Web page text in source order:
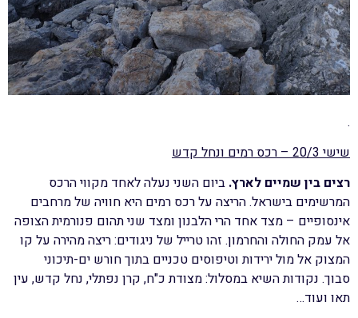
.
שישי 20/3 – רכס רמים ונחל קדש
רצים בין שמיים לארץ. ביום השני נעלה לאחד מקווי הרכס
המרשימים בישראל. הריצה על רכס רמים היא חוויה של מרחבים
אינסופיים – מצד אחד הרי הלבנון ומצד שני תהום פנורמית הצופה
אל עמק החולה והחרמון. זהו טרייל של ניגודים: ריצה מהירה על קו
המצוק אל מול ירידות וטיפוסים טכניים בתוך חורש ים-תיכוני
סבוך. נקודות השיא במסלול: מצודת כ"ח, קרן נפתלי, נחל קדש, עין
תאו ועוד…